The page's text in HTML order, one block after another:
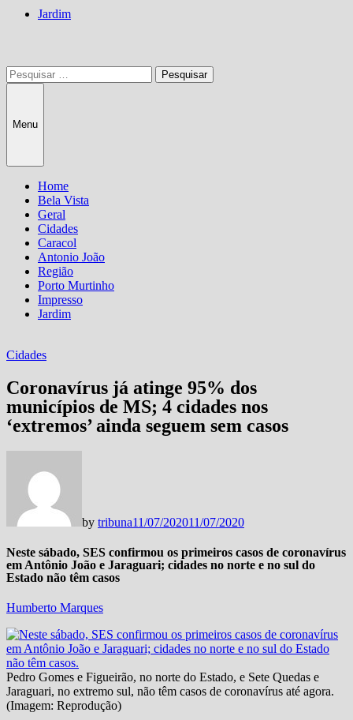
Jardim
Pesquisar
por:
Menu
Home
Bela Vista
Geral
Cidades
Caracol
Antonio João
Região
Porto Murtinho
Impresso
Jardim
Cidades
Coronavírus já atinge 95% dos
municípios de MS; 4 cidades nos
‘extremos’ ainda seguem sem casos
by tribuna11/07/202011/07/2020
Neste sábado, SES confirmou os primeiros casos de coronavírus
em Antônio João e Jaraguari; cidades no norte e no sul do
Estado não têm casos
Humberto Marques
Pedro Gomes e Figueirão, no norte do Estado, e Sete Quedas e
Jaraguari, no extremo sul, não têm casos de coronavírus até agora.
(Imagem: Reprodução)